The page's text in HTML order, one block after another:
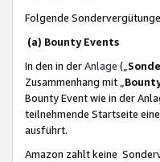
Folgende
(a) Bounty Events
In den in derAnlage („
Zusammenhang mit „
Bounty Event wie in der
teilnehmende Startseite
ausführt.
Amazon zahlt keine